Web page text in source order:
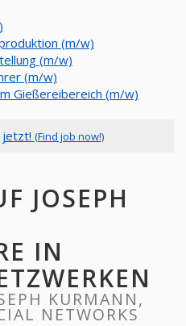
(m/w)
(m/w)
(m/w)
Gießereibereich (m/w)
jetzt! (Find job now!)
JOSEPH
IN
KURMANN,
NETWORKS